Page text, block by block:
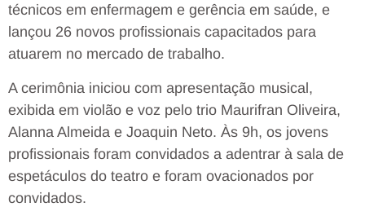
técnicos em enfermagem e gerência em saúde, e
lançou 26 novos profissionais capacitados para
atuarem no mercado de trabalho.
A cerimônia iniciou com apresentação musical,
exibida em violão e voz pelo trio Maurifran Oliveira,
Alanna Almeida e Joaquin Neto. Às 9h, os jovens
profissionais foram convidados a adentrar à sala de
espetáculos do teatro e foram ovacionados por
convidados.